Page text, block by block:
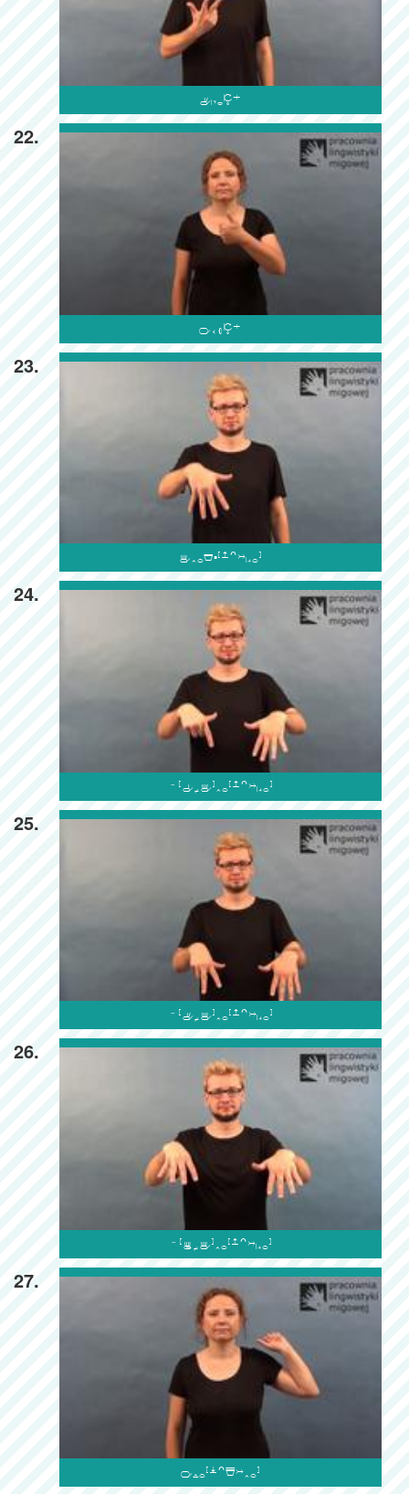

22.

23.

24.

25.

26.

27.
